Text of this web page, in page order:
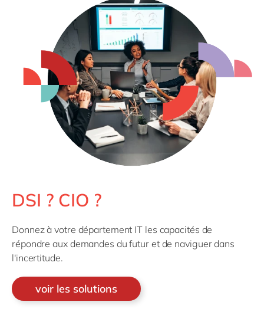
DSI ? CIO ?
Donnez à votre département IT les capacités de
répondre aux demandes du futur et de naviguer dans
l'incertitude.
voir les solutions